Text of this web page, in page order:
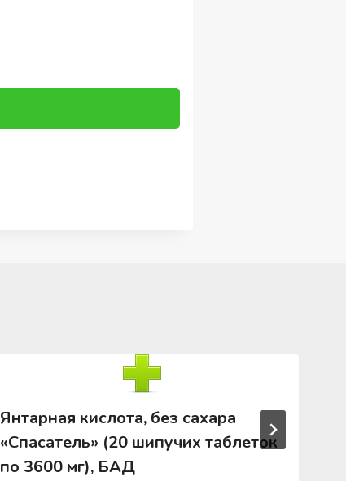
Янтарная кислота, без сахара
«Спасатель» (20 шипучих таблеток
по 3600 мг), БАД